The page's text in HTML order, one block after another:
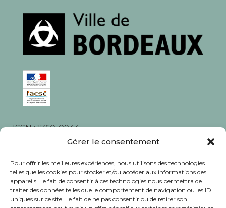
Gérer le consentement
Pour offrir les meilleures expériences, nous utilisons des technologies
telles que les cookies pour stocker et/ou accéder aux informations des
appareils. Le fait de consentir à ces technologies nous permettra de
traiter des données telles que le comportement de navigation ou les ID
uniques sur ce site. Le fait de ne pas consentir ou de retirer son
ISSN : 1760-0944
Rédaction, photos et corrections : habitants et